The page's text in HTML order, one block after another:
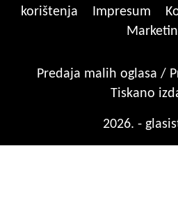
korištenja
Impresum
Predaja malih oglasa /
Tiskano
2026. -